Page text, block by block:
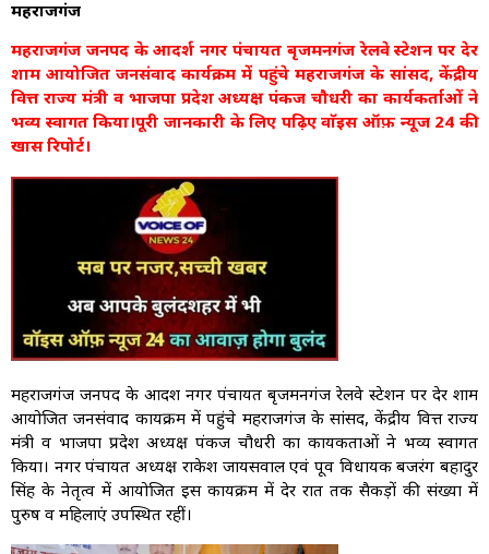
महराजगंज
महराजगंज जनपद के आदर्श नगर पंचायत बृजमनगंज रेलवे स्टेशन पर देर
शाम आयोजित जनसंवाद कार्यक्रम में पहुंचे महराजगंज के सांसद, केंद्रीय
वित्त राज्य मंत्री व भाजपा प्रदेश अध्यक्ष पंकज चौधरी का कार्यकर्ताओं ने
भव्य स्वागत किया।पूरी जानकारी के लिए पढ़िए वाॅइस ऑफ़ न्यूज 24 की
खास रिपोर्ट।
महराजगंज जनपद के आदर्श नगर पंचायत बृजमनगंज रेलवे स्टेशन पर देर शाम
आयोजित जनसंवाद कार्यक्रम में पहुंचे महराजगंज के सांसद, केंद्रीय वित्त राज्य
मंत्री व भाजपा प्रदेश अध्यक्ष पंकज चौधरी का कार्यकर्ताओं ने भव्य स्वागत
किया। नगर पंचायत अध्यक्ष राकेश जायसवाल एवं पूर्व विधायक बजरंग बहादुर
सिंह के नेतृत्व में आयोजित इस कार्यक्रम में देर रात तक सैकड़ों की संख्या में
पुरुष व महिलाएं उपस्थित रहीं।